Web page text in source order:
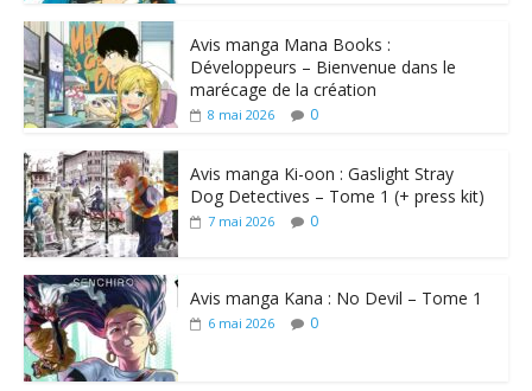
Avis manga Mana Books :
Développeurs – Bienvenue dans le
marécage de la création
8 mai 2026 0
Avis manga Ki-oon : Gaslight Stray
Dog Detectives – Tome 1 (+ press kit)
7 mai 2026 0
Avis manga Kana : No Devil – Tome 1
6 mai 2026 0